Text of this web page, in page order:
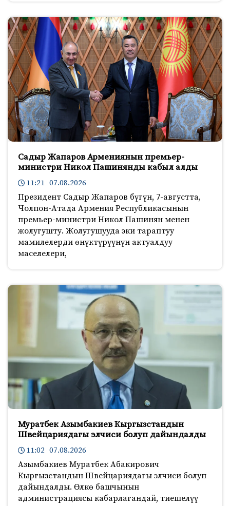
Садыр Жапаров Армениянын премьер-
министри Никол Пашинянды кабыл алды
11:21 07.08.2026
Президент Садыр Жапаров бүгүн, 7-августта,
Чолпон-Атада Армения Республикасынын
премьер-министри Никол Пашинян менен
жолугушту. Жолугушууда эки тараптуу
мамилелерди өнүктүрүүнүн актуалдуу
маселелери,
Муратбек Азымбакиев Кыргызстандын
Швейцариядагы элчиси болуп дайындалды
11:02 07.08.2026
Азымбакиев Муратбек Абакирович
Кыргызстандын Швейцариядагы элчиси болуп
дайындалды. Өлкө башчынын
администрациясы кабарлагандай, тиешелүү